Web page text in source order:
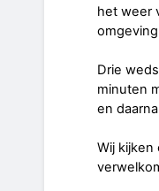
het weer
Drie
minuten
en
Wij